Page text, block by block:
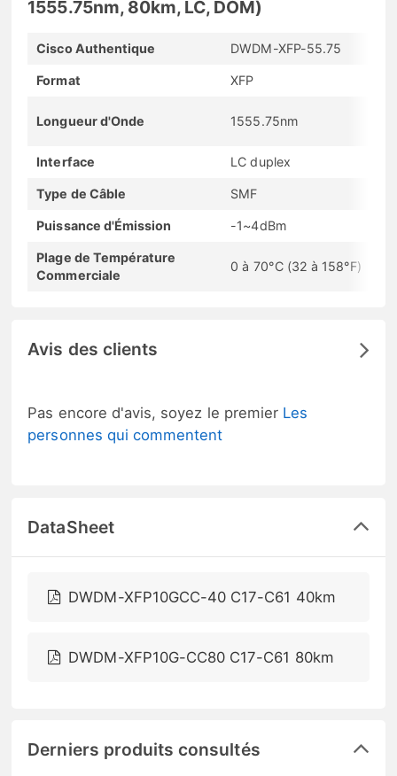
1555.75nm, 80km, LC, DOM)
Cisco Authentique DWDM-XFP-55.75
Format XFP
Longueur d'Onde 1555.75nm
Interface LC duplex
Type de Câble SMF
Puissance d'Émission -1~4dBm
Plage de Température
Commerciale
0 à 70°C (32 à 158°F)
Avis des clients
Pas encore d'avis, soyez le premier Les
personnes qui commentent
DataSheet
DWDM-XFP10GCC-40 C17-C61 40km
DWDM-XFP10G-CC80 C17-C61 80km
Derniers produits consultés